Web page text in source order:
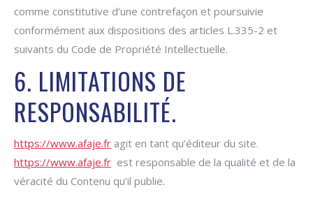
comme constitutive d’une contrefaçon et poursuivie
conformément aux dispositions des articles L.335-2 et
suivants du Code de Propriété Intellectuelle.
6. LIMITATIONS DE
RESPONSABILITÉ.
https://www.afaje.fr agit en tant qu’éditeur du site.
https://www.afaje.fr est responsable de la qualité et de la
véracité du Contenu qu’il publie.